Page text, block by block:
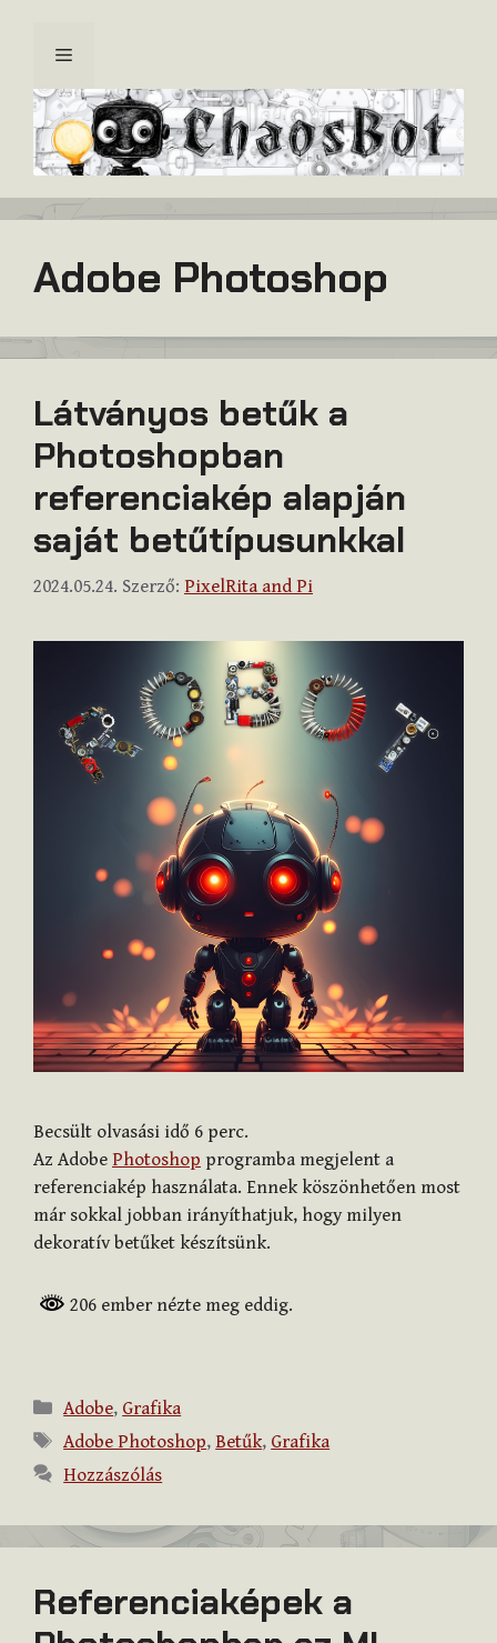
tartalomba
Menü
Adobe Photoshop
Látványos betűk a
Photoshopban
referenciakép alapján
saját betűtípusunkkal
2024.05.24. Szerző: PixelRita and Pi
Becsült olvasási idő 6 perc.
Az Adobe Photoshop programba megjelent a
referenciakép használata. Ennek köszönhetően most
már sokkal jobban irányíthatjuk, hogy milyen
dekoratív betűket készítsünk.
206 ember nézte meg eddig.
Kategória
Adobe, Grafika
Címkék
Adobe Photoshop,Betűk, Grafika
Hozzászólás
Referenciaképek a